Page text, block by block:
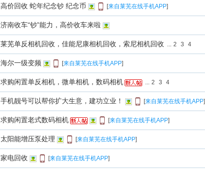
高价回收 蛇年纪念钞 纪念币 [来自莱芜在线手机APP]
济南收车“钞”能力，高价收车来啦
莱芜单反相机回收，佳能尼康相机回收，索尼相机回收 ... 2 3 4
海尔一级变频 [来自莱芜在线手机APP]
求购闲置单反相机，微单相机，数码相机 ... 2 3 4
手机靓号可以帮你扩大生意，建功立业！ [来自莱芜在线手机APP]
求购闲置老式数码相机 [来自莱芜在线手机APP]
太阳能增压泵处理 [来自莱芜在线手机APP]
家电回收 [来自莱芜在线手机APP]